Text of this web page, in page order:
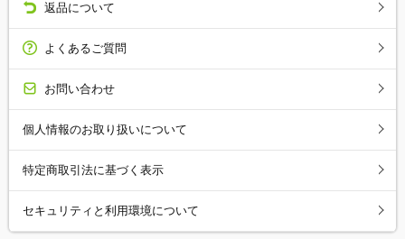
返品について
よくあるご質問
お問い合わせ
個人情報のお取り扱いについて
特定商取引法に基づく表示
セキュリティと利用環境について